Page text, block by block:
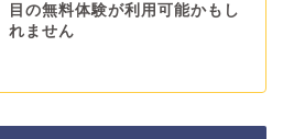
目の無料体験が利用可能かもし
れません